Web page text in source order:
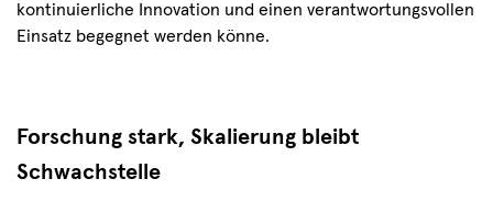
kontinuierliche Innovation und einen verantwortungsvollen
Einsatz begegnet werden könne.
Forschung stark, Skalierung bleibt
Schwachstelle